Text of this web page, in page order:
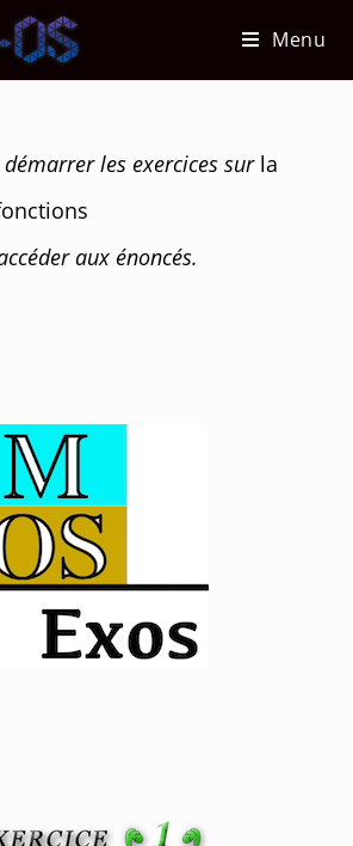
Menu
les exercices surla
aux énoncés.